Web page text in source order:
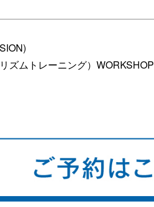
ズムトレーニング）WORKSHOP